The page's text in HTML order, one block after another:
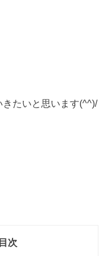
たいと思います(^^)/
次